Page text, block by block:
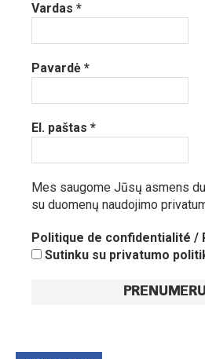
Vardas *
Pavardė *
El. paštas *
Mes saugome Jūsų asmens
su duomenų naudojimo
Politique de confidentialité /
Sutinku su privatumo